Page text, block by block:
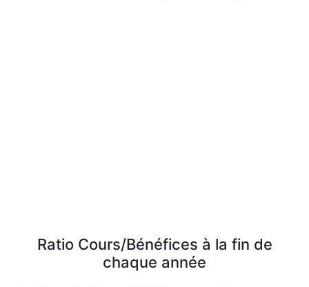
Ratio Cours/Bénéfices à la fin de
chaque année